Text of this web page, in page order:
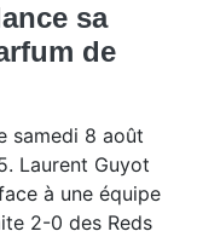
sa
de
samedi 8 août
Laurent Guyot
à une équipe
2-0 des Reds